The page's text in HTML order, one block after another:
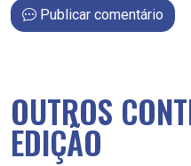
Publicar comentário
OUTROS
EDIÇÃO